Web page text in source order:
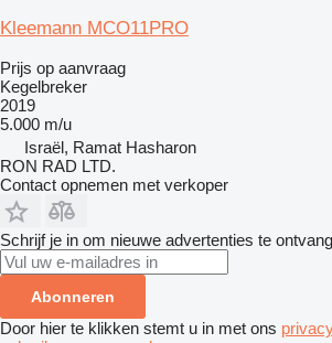
Kleemann MCO11PRO
Prijs op aanvraag
Kegelbreker
2019
5.000 m/u
Israël, Ramat Hasharon
RON RAD LTD.
Contact opnemen met verkoper
Schrijf je in om nieuwe advertenties te
Abonneren
Door hier te klikken stemt u in met ons